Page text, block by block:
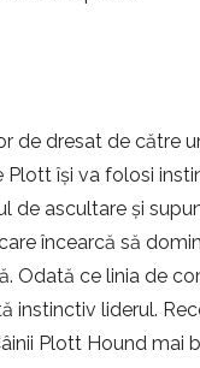
de dresat de către
își va folosi
de ascultare și
încearcă să
Odată ce linia de
instinctiv liderul.
Plott Hound mai